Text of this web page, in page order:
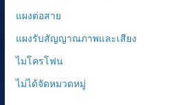
แผงต่อสาย
แผงรับสัญญาณภาพและเสียง
ไมโครโฟน
ไม่ได้จัดหมวดหมู่